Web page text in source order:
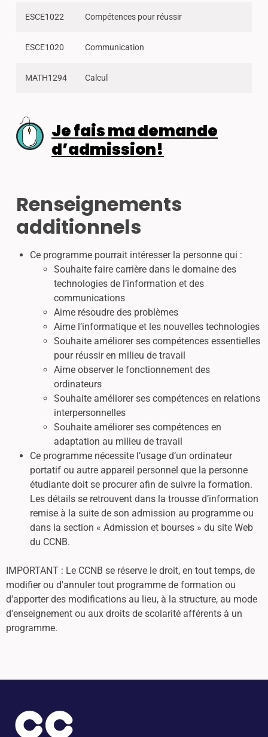
ESCE1022 Compétences pour réussir
ESCE1020 Communication
MATH1294 Calcul
Je fais ma demande
d’admission!
Renseignements
additionnels
Ce programme pourrait intéresser la personne qui :
Souhaite faire carrière dans le domaine des
technologies de l’information et des
communications
Aime résoudre des problèmes
Aime l’informatique et les nouvelles technologies
Souhaite améliorer ses compétences essentielles
pour réussir en milieu de travail
Aime observer le fonctionnement des
ordinateurs
Souhaite améliorer ses compétences en relations
interpersonnelles
Souhaite améliorer ses compétences en
adaptation au milieu de travail
Ce programme nécessite l’usage d’un ordinateur
portatif ou autre appareil personnel que la personne
étudiante doit se procurer afin de suivre la formation.
Les détails se retrouvent dans la trousse d’information
remise à la suite de son admission au programme ou
dans la section « Admission et bourses » du site Web
du CCNB.
IMPORTANT : Le CCNB se réserve le droit, en tout temps, de
modifier ou d'annuler tout programme de formation ou
d'apporter des modifications au lieu, à la structure, au mode
d'enseignement ou aux droits de scolarité afférents à un
programme.